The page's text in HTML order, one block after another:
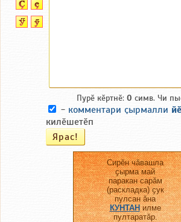
Пурӗ кӗртнӗ: 0 симв. Чи
- комментари ҫырмалли
килӗшетӗп
Сирӗн чӑвашла
ҫырма май
паракан сарӑм
(раскладка) ҫук
пулсан ӑна
КУНТАНилме
пултаратӑр.